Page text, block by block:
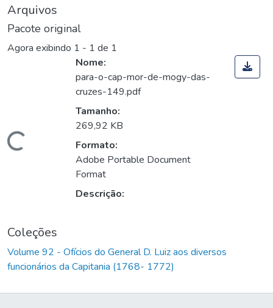
Arquivos
Pacote original
Agora exibindo 1 - 1 de 1
Carregando...
Nome:
para-o-cap-mor-de-mogy-das-
cruzes-149.pdf
Tamanho:
269,92 KB
Formato:
Adobe Portable Document
Format
Descrição:
Coleções
Volume 92 - Ofícios do General D. Luiz aos diversos
funcionários da Capitania (1768- 1772)